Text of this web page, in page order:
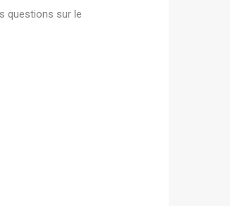
questions sur le